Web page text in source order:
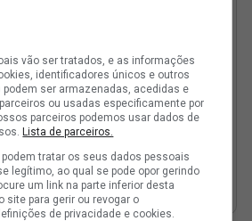
vão ser tratados, e as informações
identificadores únicos e outros
ser armazenadas, acedidas e
ou usadas especificamente por
parceiros podemos usar dados de
Lista de parceiros.
tratar os seus dados pessoais
legítimo, ao qual se pode opor gerindo
um link na parte inferior desta
site para gerir ou revogar o
de privacidade e cookies.